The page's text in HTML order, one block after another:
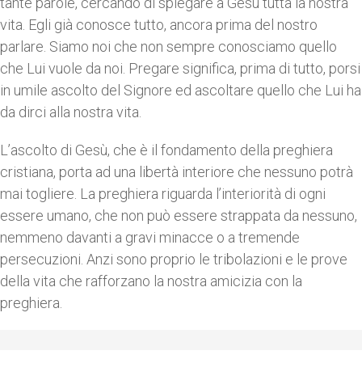
vita. Egli già conosce tutto, ancora prima del nostro
parlare. Siamo noi che non sempre conosciamo quello
che Lui vuole da noi. Pregare significa, prima di tutto, porsi
in umile ascolto del Signore ed ascoltare quello che Lui ha
da dirci alla nostra vita.
L’ascolto di Gesù, che è il fondamento della preghiera
cristiana, porta ad una libertà interiore che nessuno potrà
mai togliere. La preghiera riguarda l’interiorità di ogni
essere umano, che non può essere strappata da nessuno,
nemmeno davanti a gravi minacce o a tremende
persecuzioni. Anzi sono proprio le tribolazioni e le prove
della vita che rafforzano la nostra amicizia con la
preghiera.